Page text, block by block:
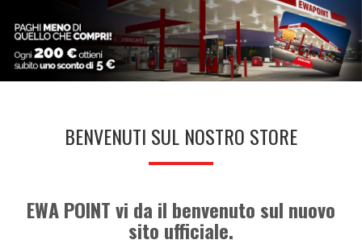
BENVENUTI SUL NOSTRO STORE
EWA POINT vi da il benvenuto sul nuovo
sito ufficiale.